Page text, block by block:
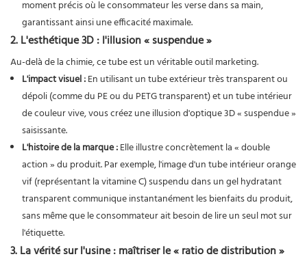
moment précis où le consommateur les verse dans sa main,
garantissant ainsi une efficacité maximale.
2. L'esthétique 3D : l'illusion « suspendue »
Au-delà de la chimie, ce tube est un véritable outil marketing.
L'impact visuel :En utilisant un tube extérieur très transparent ou
dépoli (comme du PE ou du PETG transparent) et un tube intérieur
de couleur vive, vous créez une illusion d'optique 3D « suspendue »
saisissante.
L'histoire de la marque :Elle illustre concrètement la « double
action » du produit. Par exemple, l'image d'un tube intérieur orange
vif (représentant la vitamine C) suspendu dans un gel hydratant
transparent communique instantanément les bienfaits du produit,
sans même que le consommateur ait besoin de lire un seul mot sur
l'étiquette.
3. La vérité sur l'usine : maîtriser le « ratio de distribution »